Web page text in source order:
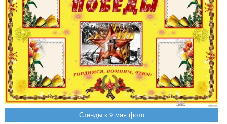
Стенды к 9 мая фото